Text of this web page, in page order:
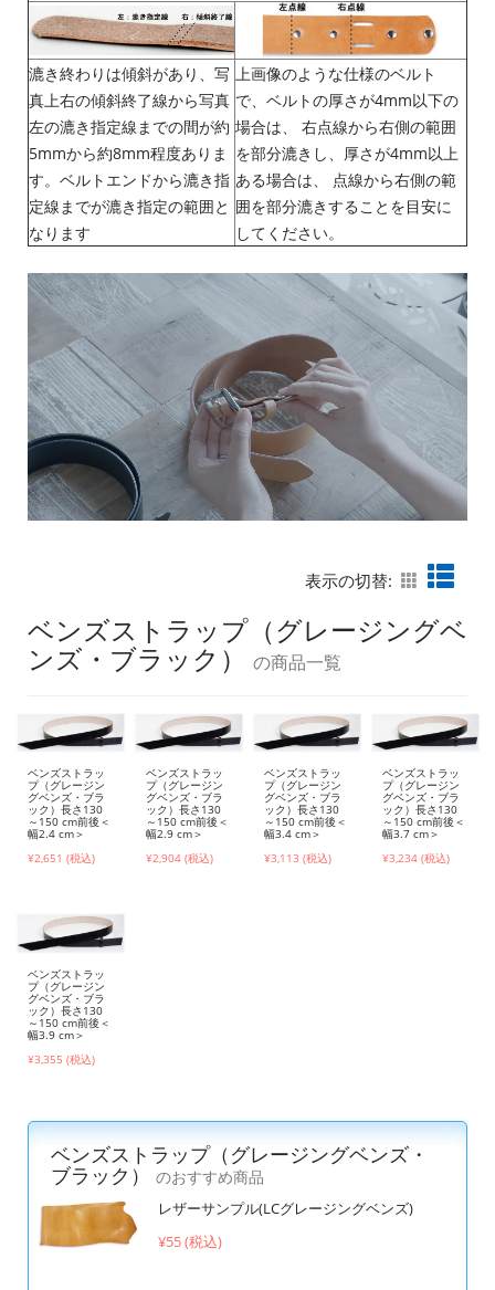
漉き終わりは傾斜があり、写
真上右の傾斜終了線から写真
左の漉き指定線までの間が約
5mmから約8mm程度ありま
す。ベルトエンドから漉き指
定線までが漉き指定の範囲と
なります
上画像のような仕様のベルト
で、ベルトの厚さが4mm以下の
場合は、 右点線から右側の範囲
を部分漉きし、厚さが4mm以上
ある場合は、 点線から右側の範
囲を部分漉きすることを目安に
してください。
表示の切替:
ベンズストラップ（グレージングベ
ンズ・ブラック） の商品一覧
ベンズストラッ
プ（グレージン
グベンズ・ブラ
ック）長さ130
～150 cm前後＜
幅2.4 cm＞
¥2,651 (税込)
ベンズストラッ
プ（グレージン
グベンズ・ブラ
ック）長さ130
～150 cm前後＜
幅2.9 cm＞
¥2,904 (税込)
ベンズストラッ
プ（グレージン
グベンズ・ブラ
ック）長さ130
～150 cm前後＜
幅3.4 cm＞
¥3,113 (税込)
ベンズストラッ
プ（グレージン
グベンズ・ブラ
ック）長さ130
～150 cm前後＜
幅3.7 cm＞
¥3,234 (税込)
ベンズストラッ
プ（グレージン
グベンズ・ブラ
ック）長さ130
～150 cm前後＜
幅3.9 cm＞
¥3,355 (税込)
ベンズストラップ（グレージングベンズ・
ブラック）
のおすすめ商品
レザーサンプル(LCグレージングベンズ)
¥55 (税込)